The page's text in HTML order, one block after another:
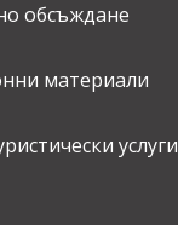
обсъждане
материали
услуги